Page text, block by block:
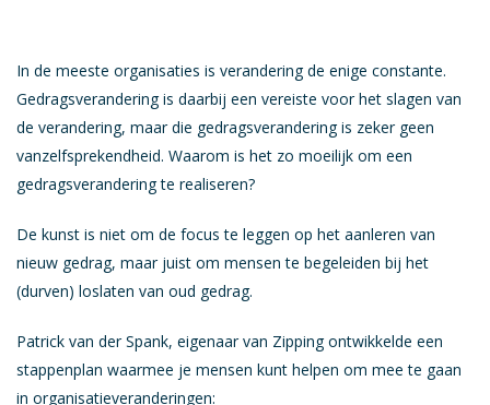
Over A-Lissome
Jobs
Pers
In de meeste organisaties is verandering de enige constante.
Gedragsverandering is daarbij een vereiste voor het slagen van
de verandering, maar die gedragsverandering is zeker geen
vanzelfsprekendheid. Waarom is het zo moeilijk om een
gedragsverandering te realiseren?
De kunst is niet om de focus te leggen op het aanleren van
nieuw gedrag, maar juist om mensen te begeleiden bij het
(durven) loslaten van oud gedrag.
Patrick van der Spank, eigenaar van Zipping ontwikkelde een
stappenplan waarmee je mensen kunt helpen om mee te gaan
in organisatieveranderingen: